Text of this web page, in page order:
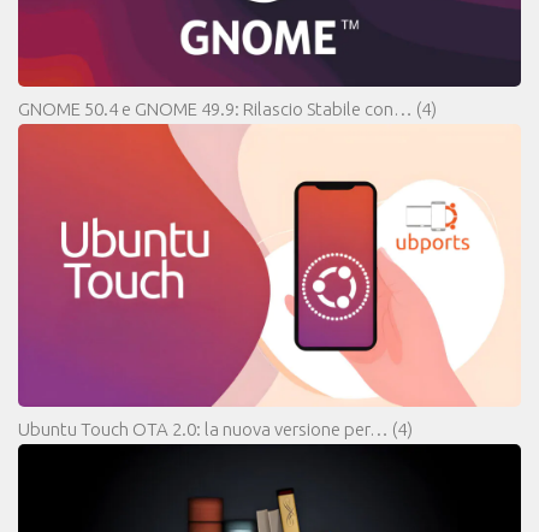
GNOME 50.4 e GNOME 49.9: Rilascio Stabile con… (4)
Ubuntu Touch OTA 2.0: la nuova versione per… (4)